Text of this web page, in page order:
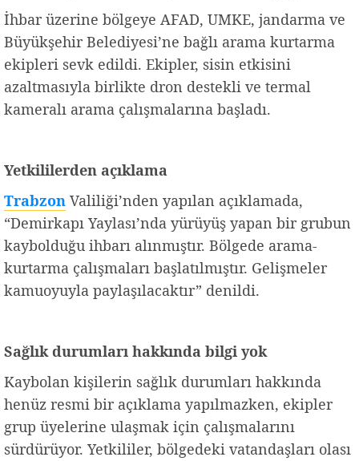
İhbar üzerine bölgeye AFAD, UMKE, jandarma ve
Büyükşehir Belediyesi’ne bağlı arama kurtarma
ekipleri sevk edildi. Ekipler, sisin etkisini
azaltmasıyla birlikte dron destekli ve termal
kameralı arama çalışmalarına başladı.
Yetkililerden açıklama
Trabzon Valiliği’nden yapılan açıklamada,
“Demirkapı Yaylası’nda yürüyüş yapan bir grubun
kaybolduğu ihbarı alınmıştır. Bölgede arama-
kurtarma çalışmaları başlatılmıştır. Gelişmeler
kamuoyuyla paylaşılacaktır” denildi.
Sağlık durumları hakkında bilgi yok
Kaybolan kişilerin sağlık durumları hakkında
henüz resmi bir açıklama yapılmazken, ekipler
grup üyelerine ulaşmak için çalışmalarını
sürdürüyor. Yetkililer, bölgedeki vatandaşları olası